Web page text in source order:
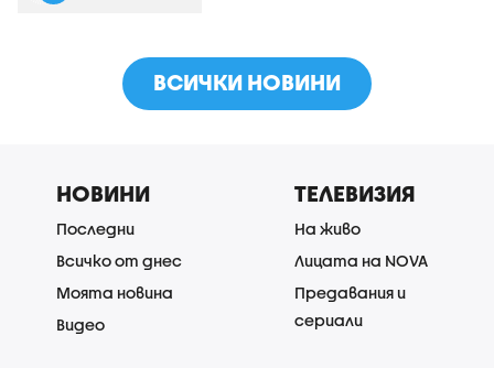
ВСИЧКИ НОВИНИ
НОВИНИ
Последни
Всичко от днес
Моята новина
Видео
ТЕЛЕВИЗИЯ
На живо
Лицата на NOVA
Предавания и
сериали